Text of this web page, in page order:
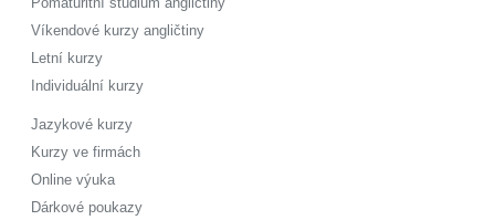
Víkendové kurzy angličtiny
Letní kurzy
Individuální kurzy
Jazykové kurzy
Kurzy ve firmách
Online výuka
Dárkové poukazy